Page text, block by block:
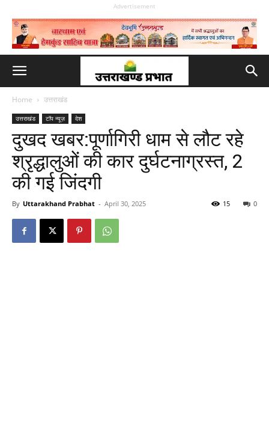
Advertisement
Home उत्तराखंड
उत्तराखंड टॉप न्यूज़ देश
दुखद खबर:पूर्णागिरी धाम से लौट रहे
श्रृद्धालुओं की कार दुर्घटनाग्रस्त, 2
की गई जिंदगी
By Uttarakhand Prabhat - April 30, 2025 0
15